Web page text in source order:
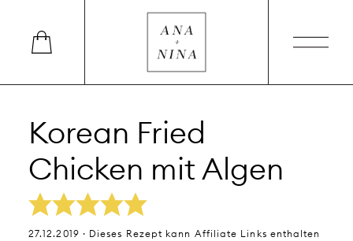
Korean Fried
Chicken mit Algen
27.12.2019 · Dieses Rezept kann Affiliate Links enthalten